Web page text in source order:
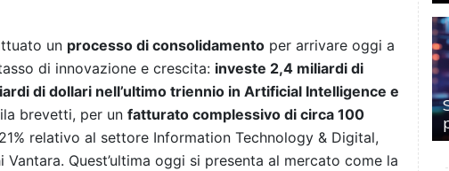
un processo di consolidamento per arrivare oggi a
di innovazione e crescita: investe 2,4 miliardi di
di dollari nell’ultimo triennio in Artificial Intelligence e
brevetti, per un fatturato complessivo di circa 100
relativo al settore Information Technology & Digital,
Quest’ultima oggi si presenta al mercato come la